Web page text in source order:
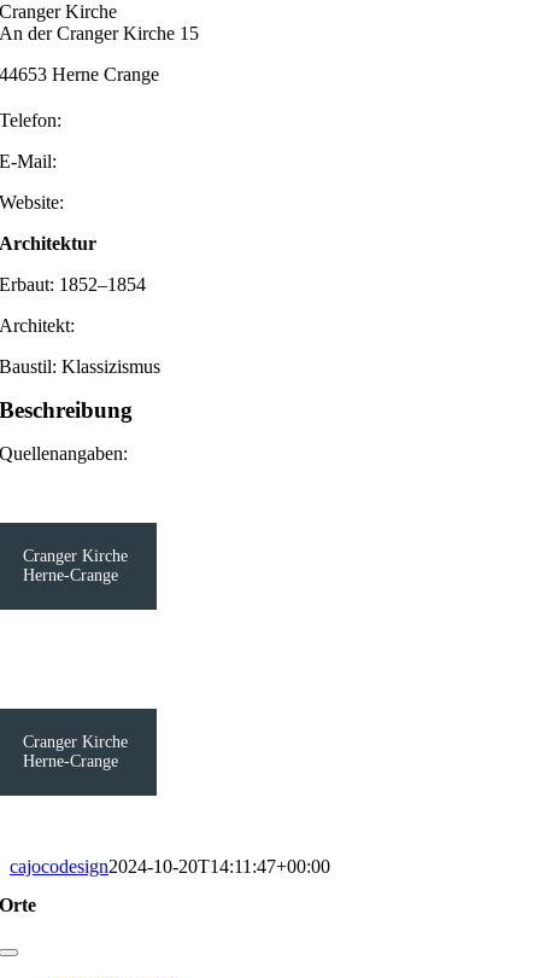
Cranger Kirche
An der Cranger Kirche 15
44653 Herne Crange
Telefon:
E-Mail:
Website:
Architektur
Erbaut: 1852–1854
Architekt:
Baustil: Klassizismus
Beschreibung
Quellenangaben:
Cranger Kirche
Herne-Crange
Cranger Kirche
Herne-Crange
cajocodesign2024-10-20T14:11:47+00:00
Orte
Toggle